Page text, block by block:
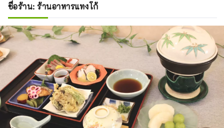
ชื่อร้าน: ร้านอาหารแทงโก้